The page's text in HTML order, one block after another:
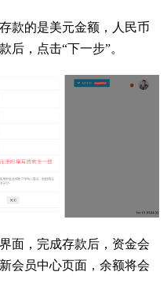
款的是美元金额，人民币
后，点击“下一步”。
面，完成存款后，资金会
会员中心页面，余额将会